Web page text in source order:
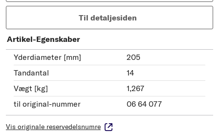
Til detaljesiden
Artikel-Egenskaber
Yderdiameter [mm]
205
Tandantal
14
Vægt [kg]
1,267
til original-nummer
06 64 077
Vis originale reservedelsnumre